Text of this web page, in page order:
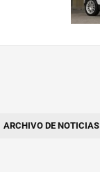
ARCHIVO DE NOTICIAS